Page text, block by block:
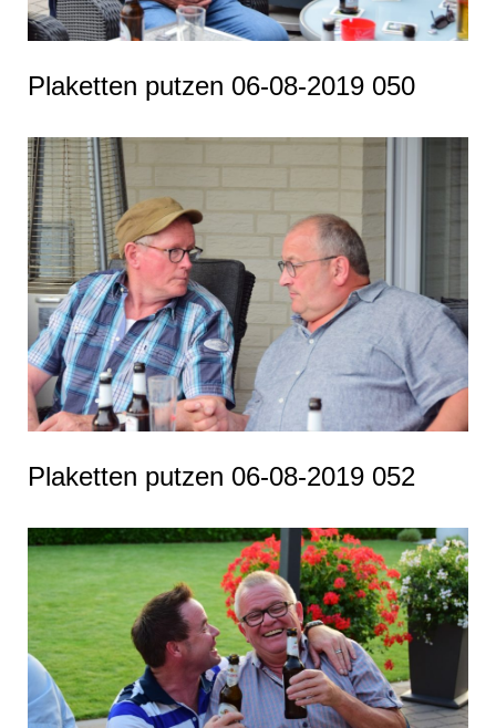
Plaketten putzen 06-08-2019 050
Plaketten putzen 06-08-2019 052